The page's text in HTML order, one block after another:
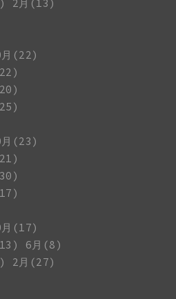
2月(13)
月(22)
月(23)
月(17)
6月(8)
2月(27)